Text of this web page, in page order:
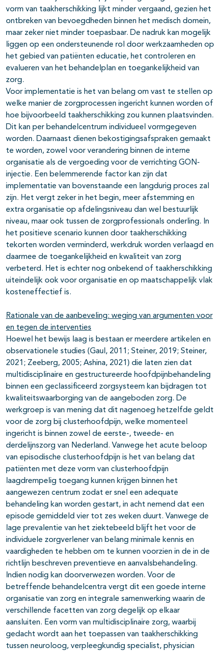
vorm van taakherschikking lijkt minder vergaand, gezien het
ontbreken van bevoegdheden binnen het medisch domein,
maar zeker niet minder toepasbaar. De nadruk kan mogelijk
liggen op een ondersteunende rol door werkzaamheden op
het gebied van patiënten educatie, het controleren en
evalueren van het behandelplan en toegankelijkheid van
zorg.
Voor implementatie is het van belang om vast te stellen op
welke manier de zorgprocessen ingericht kunnen worden of
hoe bijvoorbeeld taakherschikking zou kunnen plaatsvinden.
Dit kan per behandelcentrum individueel vormgegeven
worden. Daarnaast dienen bekostigingsafspraken gemaakt
te worden, zowel voor verandering binnen de interne
organisatie als de vergoeding voor de verrichting GON-
injectie. Een belemmerende factor kan zijn dat
implementatie van bovenstaande een langdurig proces zal
zijn. Het vergt zeker in het begin, meer afstemming en
extra organisatie op afdelingsniveau dan wel bestuurlijk
niveau, maar ook tussen de zorgprofessionals onderling. In
het positieve scenario kunnen door taakherschikking
tekorten worden verminderd, werkdruk worden verlaagd en
daarmee de toegankelijkheid en kwaliteit van zorg
verbeterd. Het is echter nog onbekend of taakherschikking
uiteindelijk ook voor organisatie en op maatschappelijk vlak
kosteneffectief is.
Rationale van de aanbeveling: weging van argumenten voor
en tegen de interventies
Hoewel het bewijs laag is bestaan er meerdere artikelen en
observationele studies (Gaul, 2011; Steiner, 2019; Steiner,
2021; Zeeberg, 2005; Ashina, 2021) die laten zien dat
multidisciplinaire en gestructureerde hoofdpijnbehandeling
binnen een geclassificeerd zorgsysteem kan bijdragen tot
kwaliteitswaarborging van de aangeboden zorg. De
werkgroep is van mening dat dit nagenoeg hetzelfde geldt
voor de zorg bij clusterhoofdpijn, welke momenteel
ingericht is binnen zowel de eerste-, tweede- en
derdelijnszorg van Nederland. Vanwege het acute beloop
van episodische clusterhoofdpijn is het van belang dat
patiënten met deze vorm van clusterhoofdpijn
laagdrempelig toegang kunnen krijgen binnen het
aangewezen centrum zodat er snel een adequate
behandeling kan worden gestart, in acht nemend dat een
episode gemiddeld vier tot zes weken duurt. Vanwege de
lage prevalentie van het ziektebeeld blijft het voor de
individuele zorgverlener van belang minimale kennis en
vaardigheden te hebben om te kunnen voorzien in de in de
richtlijn beschreven preventieve en aanvalsbehandeling.
Indien nodig kan doorverwezen worden. Voor de
betreffende behandelcentra vergt dit een goede interne
organisatie van zorg en integrale samenwerking waarin de
verschillende facetten van zorg degelijk op elkaar
aansluiten. Een vorm van multidisciplinaire zorg, waarbij
gedacht wordt aan het toepassen van taakherschikking
tussen neuroloog, verpleegkundig specialist, physician